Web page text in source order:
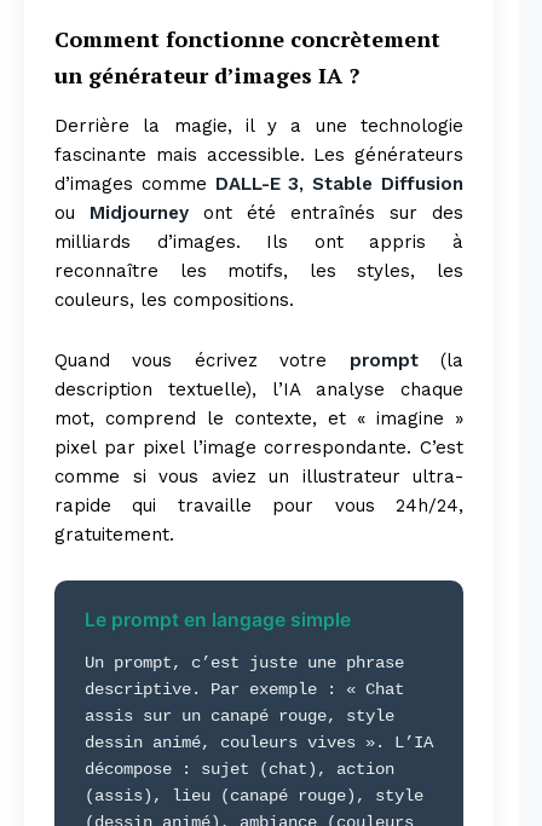
Comment fonctionne concrètement
un générateur d’images IA ?
Derrière la magie, il y a une technologie
fascinante mais accessible. Les générateurs
d’images comme DALL-E 3,Stable Diffusion
ou Midjourney ont été entraînés sur des
milliards d’images. Ils ont appris à
reconnaître les motifs, les styles, les
couleurs, les compositions.
Quand vous écrivez votre prompt(la
description textuelle), l’IA analyse chaque
mot, comprend le contexte, et « imagine »
pixel par pixel l’image correspondante. C’est
comme si vous aviez un illustrateur ultra-
rapide qui travaille pour vous 24h/24,
gratuitement.
Le prompt en langage simple
Un prompt, c’est juste une phrase
descriptive. Par exemple : « Chat
assis sur un canapé rouge, style
dessin animé, couleurs vives ». L’IA
décompose : sujet (chat), action
(assis), lieu (canapé rouge), style